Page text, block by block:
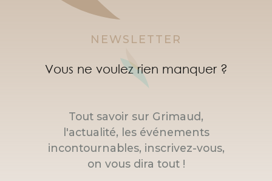
NEWSLETTER
Vous ne voulez rien manquer ?
Tout savoir sur Grimaud,
l'actualité, les événements
incontournables, inscrivez-vous,
on vous dira tout !